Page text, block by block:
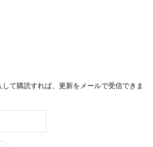
て購読すれば、更新をメールで受信できま